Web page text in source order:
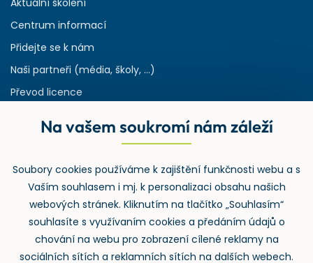
Centrum informací
Přidejte se k nám
Naši partneři (média, školy, ...)
Převod licence
Rejstřík používaných zkratek v odpadech
Zpětný odběr
Na vašem soukromí nám záleží
Soubory cookies používáme k zajištění funkčnosti webu a s
Vaším souhlasem i mj. k personalizaci obsahu našich
webových stránek. Kliknutím na tlačítko „Souhlasím“
souhlasíte s využívaním cookies a předáním údajů o
chování na webu pro zobrazení cílené reklamy na
sociálních sítích a reklamních sítích na dalších webech.